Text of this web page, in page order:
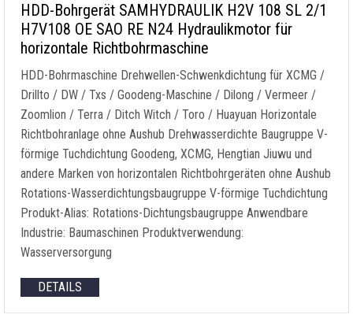
HDD-Bohrgerät SAMHYDRAULIK H2V 108 SL 2/1
H7V108 OE SAO RE N24 Hydraulikmotor für
horizontale Richtbohrmaschine
HDD-Bohrmaschine Drehwellen-Schwenkdichtung für XCMG /
Drillto / DW / Txs / Goodeng-Maschine / Dilong / Vermeer /
Zoomlion / Terra / Ditch Witch / Toro / Huayuan Horizontale
Richtbohranlage ohne Aushub Drehwasserdichte Baugruppe V-
förmige Tuchdichtung Goodeng, XCMG, Hengtian Jiuwu und
andere Marken von horizontalen Richtbohrgeräten ohne Aushub
Rotations-Wasserdichtungsbaugruppe V-förmige Tuchdichtung
Produkt-Alias: Rotations-Dichtungsbaugruppe Anwendbare
Industrie: Baumaschinen Produktverwendung:
Wasserversorgung
DETAILS